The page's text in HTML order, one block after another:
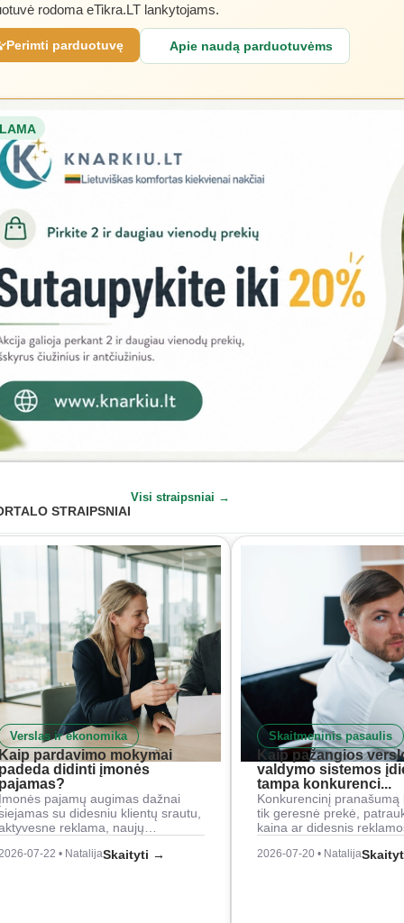
rodoma eTikra.LT lankytojams.
Perimti parduotuvę Apie naudą parduotuvėms
STRAIPSNIAI
Visi straipsniai →
Verslas ir ekonomika
pardavimo mokymai
didinti įmonės
pajamų augimas dažnai
su didesniu klientų srautu,
reklama, naujų…
07-22 • NatalijaSkaityti →
Skaitmeninis pasaulis
Kaip pažangios
valdymo sistemos
tampa konkurenci...
Konkurencinį pranašumą
tik geresnė prekė,
kaina ar didesnis
2026-07-20 • Natalija